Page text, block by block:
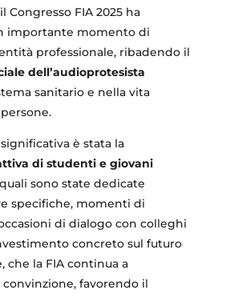
Congresso FIA 2025 ha
importante momento di
professionale, ribadendo il
dell’audioprotesista
sanitario e nella vita
è stata la
di studenti e giovani
sono state dedicate
specifiche, momenti di
di dialogo con colleghi
concreto sul futuro
che la FIA continua a
favorendo il